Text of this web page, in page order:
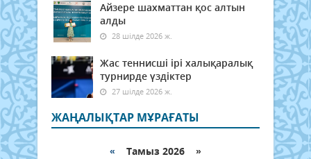
Айзере шахматтан қос алтын
алды
28 шілде 2026 ж.
Жас теннисші ірі халықаралық
турнирде үздіктер
27 шілде 2026 ж.
ЖАҢАЛЫҚТАР МҰРАҒАТЫ
« Тамыз 2026 »